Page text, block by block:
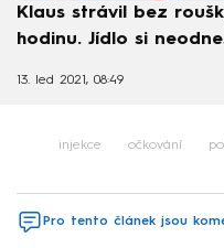
Klaus strávil bez
hodinu. Jídlo si
13. led 2021, 08:49
injekce očkování
Pro tento článek jsou